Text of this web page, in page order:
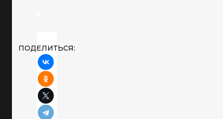
ПОДЕЛИТЬСЯ: